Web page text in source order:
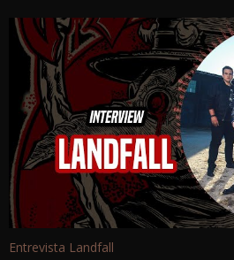
Entrevista Landfall